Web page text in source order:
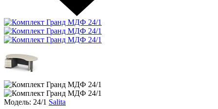
Модель: 24/1 Salita